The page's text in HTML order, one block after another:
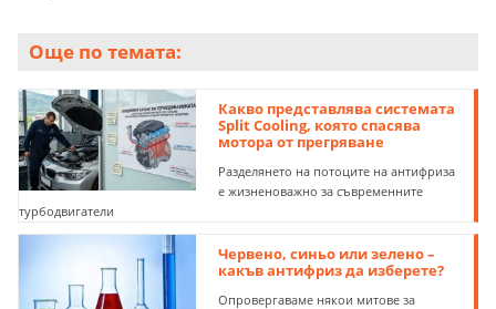
Още по темата:
Какво представлява системата
Split Cooling, която спасява
мотора от прегряване
Разделянето на потоците на антифриза
е жизненоважно за съвременните
турбодвигатели
Червено, синьо или зелено –
какъв антифриз да изберете?
Опровергаваме някои митове за